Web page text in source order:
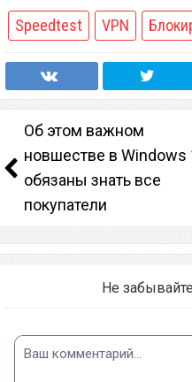
Speedtest VPN
Об этом важном
новшестве в Windows
обязаны знать все
покупатели
Не